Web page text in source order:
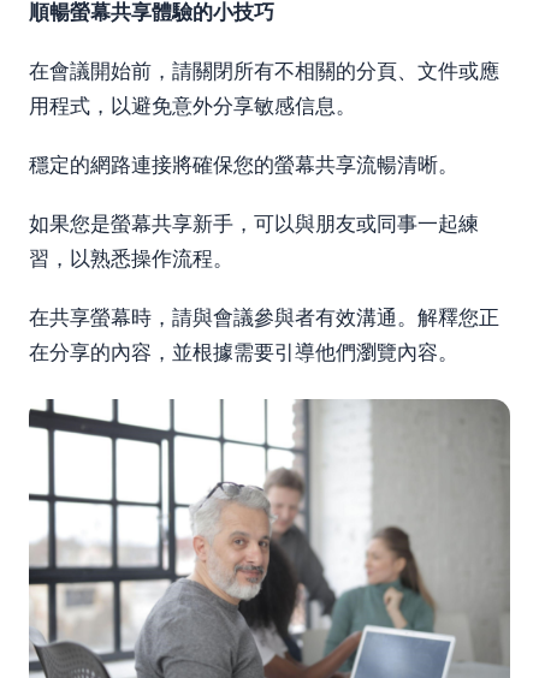
順暢螢幕共享體驗的小技巧
在會議開始前，請關閉所有不相關的分頁、文件或應
用程式，以避免意外分享敏感信息。
穩定的網路連接將確保您的螢幕共享流暢清晰。
如果您是螢幕共享新手，可以與朋友或同事一起練
習，以熟悉操作流程。
在共享螢幕時，請與會議參與者有效溝通。解釋您正
在分享的內容，並根據需要引導他們瀏覽內容。